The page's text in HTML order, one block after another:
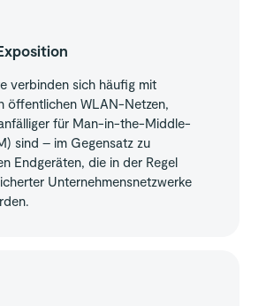
verbinden sich häufig mit
öffentlichen WLAN-Netzen,
für Man-in-the-Middle-
sind – im Gegensatz zu
Endgeräten, die in der Regel
Unternehmensnetzwerke